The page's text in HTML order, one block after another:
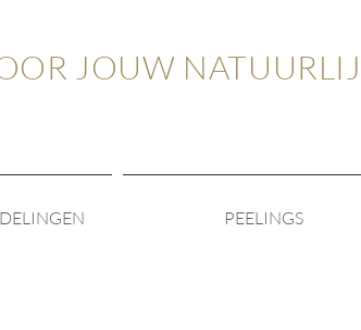
JOUW
PEELINGS